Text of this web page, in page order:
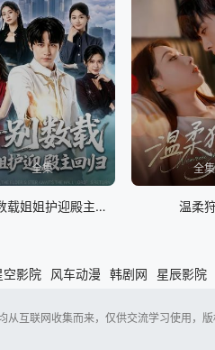
全集
一别数载姐姐护迎殿主回归
全集
温柔
空影院 风车动漫 韩剧网 星辰影院
从互联网收集而来，仅供交流学习使用，